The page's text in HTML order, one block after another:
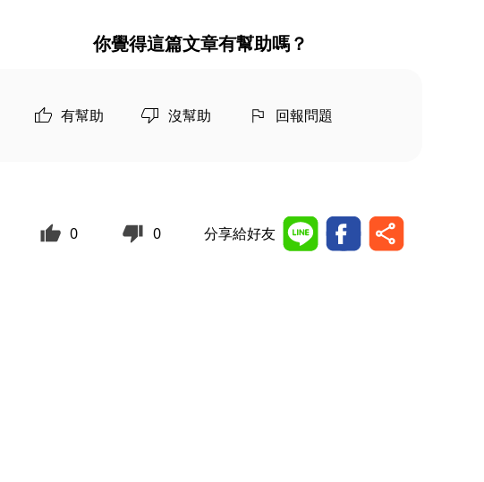
你覺得這篇文章有幫助嗎？
有幫助 沒幫助 回報問題
0 0 分享給好友